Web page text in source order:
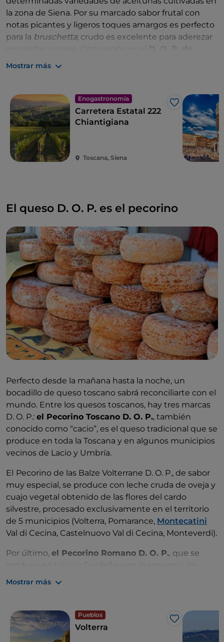
la zona de Siena. Por su marcado sabor frutal con
notas picantes y ligeros toques amargos es perfecto
para la bruschetta; crudo es excelente para aderezar
Lucca
, ligeramente más picante.
O. P., que procede de una zona situada en las laderas
del monte Amiata, resalta platos a base de pescado.
Los que lo han probado en la preparación de la
mayonesa no han utilizado nunca más otra cosa.
Mostrar más
Enogastronomía
Me gusta
Carretera Estatal 222
Chiantigiana
Toscana, Siena
El queso D. O. P. es el pecorino
Perfecto desde la mañana hasta la noche, un
bocadillo de queso toscano sabrá reconciliarte con el
mundo. Entre los quesos toscanos, hay tres marcas
D. O. P.: el Pecorino Toscano D. O. P., también
conocido como “cacio”, es el queso tradicional que se
produce en toda la Toscana y en algunos municipios
vecinos de Lacio y Umbría.
El Pecorino de las Balze Volterrane D. O. P., de sabor
muy especial, se produce con leche cruda de oveja y
cuajo vegetal obtenido de las flores del cardo
silvestre, procesado exclusivamente en el territorio
de 5 municipios (Volterra, Pomarance, Montecatini
Val di Cecina, Castelnuovo Val di Cecina, Monteverdi).
Por último, el Pecorino Romano D. O. P., que se
Grosseto, dependiendo de su madurez pasa de ser
Mostrar más
Pueblos
Me gusta
Volterra